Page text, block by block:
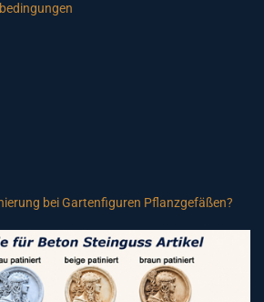
bei Gartenfiguren Pflanzgefäßen?